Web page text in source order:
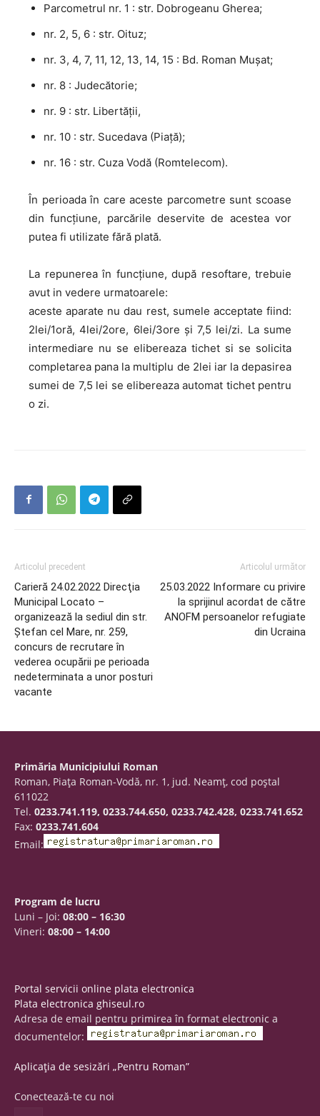
Parcometrul nr. 1 : str. Dobrogeanu Gherea;
nr. 2, 5, 6 : str. Oituz;
nr. 3, 4, 7, 11, 12, 13, 14, 15 : Bd. Roman Mușat;
nr. 8 : Judecătorie;
nr. 9 : str. Libertății,
nr. 10 : str. Sucedava (Piață);
nr. 16 : str. Cuza Vodă (Romtelecom).
În perioada în care aceste parcometre sunt scoase
din funcțiune, parcările deservite de acestea vor
putea fi utilizate fără plată.
La repunerea în funcțiune, după resoftare, trebuie
avut in vedere urmatoarele:
aceste aparate nu dau rest, sumele acceptate fiind:
2lei/1oră, 4lei/2ore, 6lei/3ore și 7,5 lei/zi. La sume
intermediare nu se elibereaza tichet si se solicita
completarea pana la multiplu de 2lei iar la depasirea
sumei de 7,5 lei se elibereaza automat tichet pentru
o zi.
Articolul precedent
Carieră 24.02.2022 Direcţia
Municipal Locato –
organizează la sediul din str.
Ştefan cel Mare, nr. 259,
concurs de recrutare în
vederea ocupării pe perioada
nedeterminata a unor posturi
vacante
Articolul următor
25.03.2022 Informare cu privire
la sprijinul acordat de către
ANOFM persoanelor refugiate
din Ucraina
Primăria Municipiului Roman
Roman, Piaţa Roman-Vodă, nr. 1, jud. Neamţ, cod poştal
611022
Tel. 0233.741.119, 0233.744.650, 0233.742.428, 0233.741.652
Fax: 0233.741.604
Email:
Program de lucru
Luni – Joi: 08:00 – 16:30
Vineri: 08:00 – 14:00
Portal servicii online plata electronica
Plata electronica ghiseul.ro
Adresa de email pentru primirea în format electronic a
documentelor:
Aplicația de sesizări „Pentru Roman”
Conectează-te cu noi